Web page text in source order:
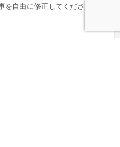
自由に修正してください。